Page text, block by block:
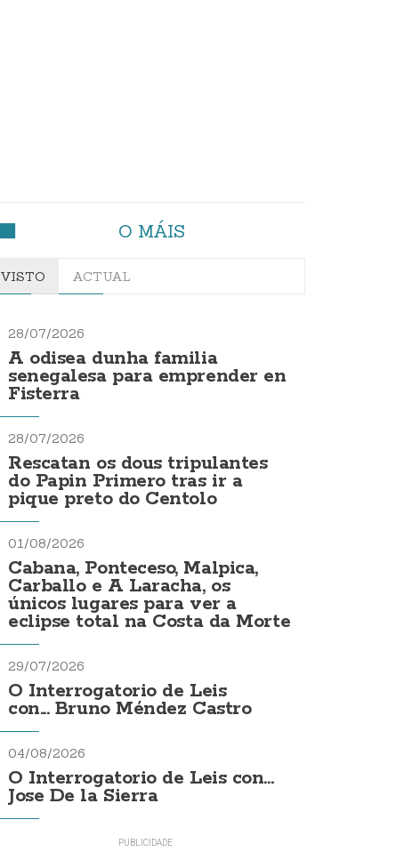
O MÁIS
VISTO ACTUAL
28/07/2026
A odisea dunha familia
senegalesa para emprender en
Fisterra
28/07/2026
Rescatan os dous tripulantes
do Papin Primero tras ir a
pique preto do Centolo
01/08/2026
Cabana, Ponteceso, Malpica,
Carballo e A Laracha, os
únicos lugares para ver a
eclipse total na Costa da Morte
29/07/2026
O Interrogatorio de Leis
con... Bruno Méndez Castro
04/08/2026
O Interrogatorio de Leis con...
Jose De la Sierra